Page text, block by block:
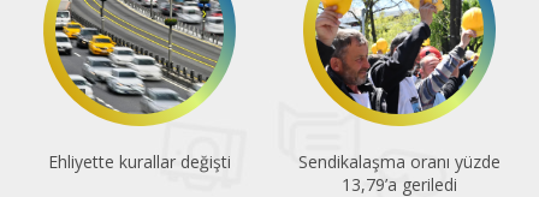
Sendikalaşma oranı yüzde
İlk altı ayda 150 kadın
öldürüldü